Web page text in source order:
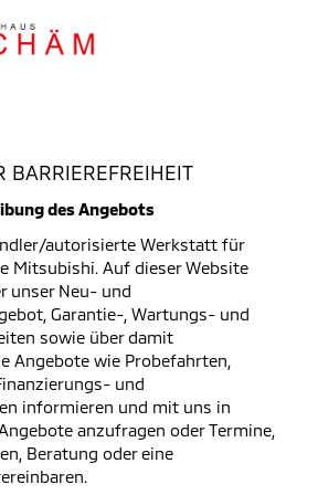
BARRIEREFREIHEIT
des Angebots
autorisierte Werkstatt für
Mitsubishi. Auf dieser Website
unser Neu- und
Garantie-, Wartungs- und
sowie über damit
Angebote wie Probefahrten,
und
informieren und mit uns in
anzufragen oder Termine,
Beratung oder eine